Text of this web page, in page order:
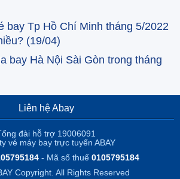
bay Tp Hồ Chí Minh tháng 5/2022
(19/04)
bay Hà Nội Sài Gòn trong tháng
Liên hệ Abay
đài hỗ trợ 19006091
vé máy bay trực tuyến ABAY
- Mã số thuế 0105795184
Copyright. All Rights Reserved